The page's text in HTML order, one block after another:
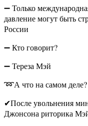
➖ Только
давление могут быть
России
➖ Кто говорит?
➖ Тереза Мэй
➿А что на самом деле?
✔После увольнения
Джонсона риторика